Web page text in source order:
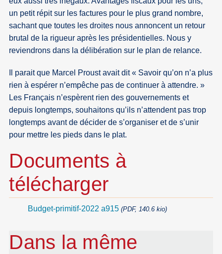
un petit répit sur les factures pour le plus grand nombre,
sachant que toutes les droites nous annoncent un retour
brutal de la rigueur après les présidentielles. Nous y
reviendrons dans la délibération sur le plan de relance.
Il parait que Marcel Proust avait dit « Savoir qu’on n’a plus
rien à espérer n’empêche pas de continuer à attendre. »
Les Français n’espèrent rien des gouvernements et
depuis longtemps, souhaitons qu’ils n’attendent pas trop
longtemps avant de décider de s’organiser et de s’unir
pour mettre les pieds dans le plat.
Documents à
télécharger
Budget-primitif-2022 a915 (PDF, 140.6 kio)
Dans la même